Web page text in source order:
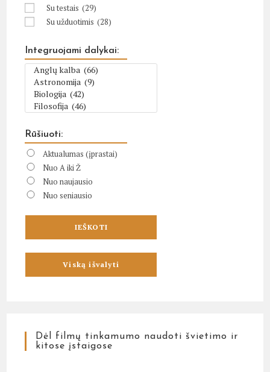
Su testais (29)
Su užduotimis (28)
Integruojami dalykai:
Rūšiuoti:
Aktualumas (įprastai)
Nuo A iki Ž
Nuo naujausio
Nuo seniausio
Dėl filmų tinkamumo naudoti švietimo ir
kitose įstaigose